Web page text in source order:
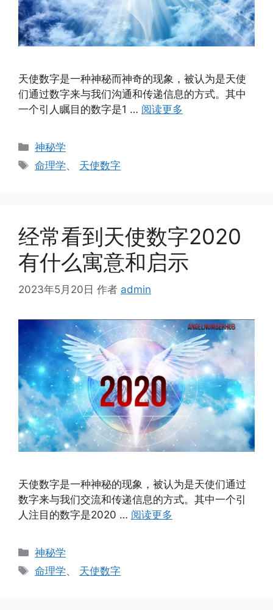
天使数字是一种神秘而神奇的现象，被认为是天使
们通过数字来与我们沟通和传递信息的方式。其中
一个引人瞩目的数字是1 … 阅读更多
分
类
神秘学
标
命理学、 天使数字
经常看到天使数字2020
有什么寓意和启示
2023年5月20日 作者 admin
天使数字是一种神秘的现象，被认为是天使们通过
数字来与我们交流和传递信息的方式。其中一个引
人注目的数字是2020 … 阅读更多
分
类
神秘学
标
命理学、 天使数字